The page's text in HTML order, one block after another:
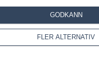
FLER ALTERNATIV
GODKÄNN